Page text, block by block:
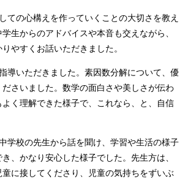
ての心構えを作っていくことの大切さを教え
生からのアドバイスや本音も交えながら、
やすくお話いただきました。
導いただきました。素因数分解について、優
ださいました。数学の面白さや美しさが伝わ
く理解できた様子で、これなら、と、自信
学校の先生から話を聞け、学習や生活の様子
、かなり安心した様子でした。先生方は、
に接してくださり、児童の気持ちをずいぶ